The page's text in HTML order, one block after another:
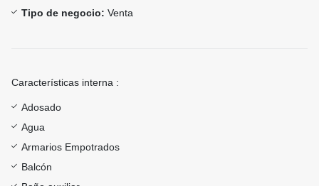
Tipo de negocio: Venta
Características interna :
Adosado
Agua
Armarios Empotrados
Balcón